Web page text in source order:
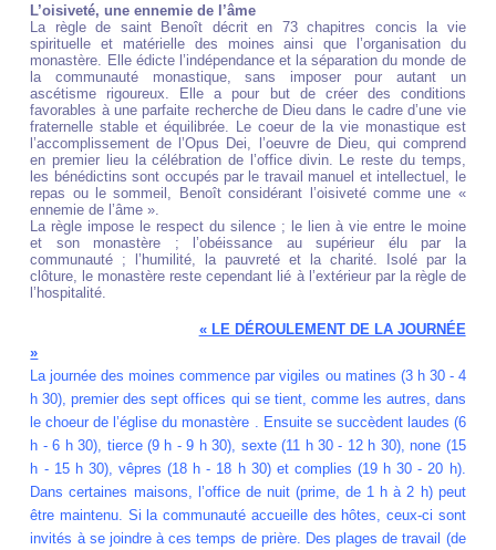
L’oisiveté, une ennemie de l’âme
La règle de saint Benoît décrit en 73 chapitres concis la vie
spirituelle et matérielle des moines ainsi que l’organisation du
monastère. Elle édicte l’indépendance et la séparation du monde de
la communauté monastique, sans imposer pour autant un
ascétisme rigoureux. Elle a pour but de créer des conditions
favorables à une parfaite recherche de Dieu dans le cadre d’une vie
fraternelle stable et équilibrée. Le coeur de la vie monastique est
l’accomplissement de l’Opus Dei, l’oeuvre de Dieu, qui comprend
en premier lieu la célébration de l’office divin. Le reste du temps,
les bénédictins sont occupés par le travail manuel et intellectuel, le
repas ou le sommeil, Benoît considérant l’oisiveté comme une «
ennemie de l’âme ».
La règle impose le respect du silence ; le lien à vie entre le moine
et son monastère ; l’obéissance au supérieur élu par la
communauté ; l’humilité, la pauvreté et la charité. Isolé par la
clôture, le monastère reste cependant lié à l’extérieur par la règle de
l’hospitalité.
« LE DÉROULEMENT DE LA JOURNÉE
»
La journée des moines commence par vigiles ou matines (3 h 30 - 4
h 30), premier des sept offices qui se tient, comme les autres, dans
le choeur de l’église du monastère . Ensuite se succèdent laudes (6
h - 6 h 30), tierce (9 h - 9 h 30), sexte (11 h 30 - 12 h 30), none (15
h - 15 h 30), vêpres (18 h - 18 h 30) et complies (19 h 30 - 20 h).
Dans certaines maisons, l’office de nuit (prime, de 1 h à 2 h) peut
être maintenu. Si la communauté accueille des hôtes, ceux-ci sont
invités à se joindre à ces temps de prière. Des plages de travail (de